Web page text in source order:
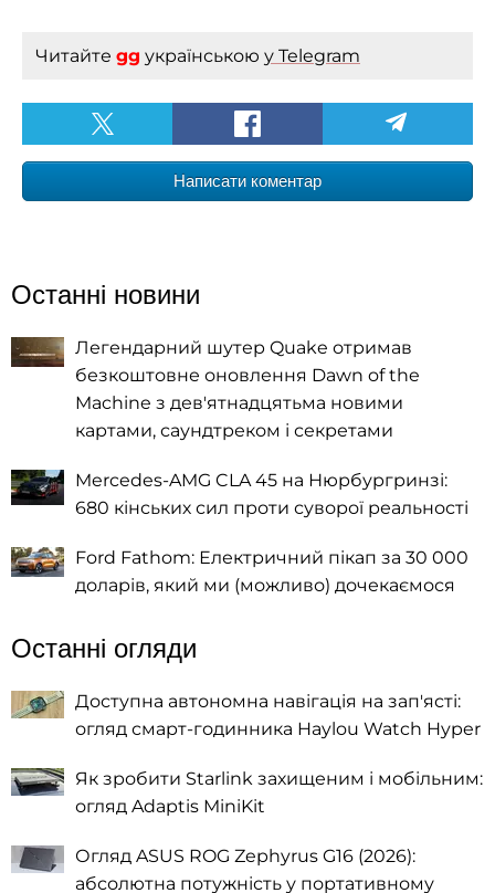
Читайте gg українською у Telegram
Написати коментар
Останні новини
Легендарний шутер Quake отримав
безкоштовне оновлення Dawn of the
Machine з дев'ятнадцятьма новими
картами, саундтреком і секретами
Mercedes-AMG CLA 45 на Нюрбургринзі:
680 кінських сил проти суворої реальності
Ford Fathom: Електричний пікап за 30 000
доларів, який ми (можливо) дочекаємося
Останні огляди
Доступна автономна навігація на зап'ясті:
огляд смарт-годинника Haylou Watch Hyper
Як зробити Starlink захищеним і мобільним:
огляд Adaptis MiniKit
Огляд ASUS ROG Zephyrus G16 (2026):
абсолютна потужність у портативному